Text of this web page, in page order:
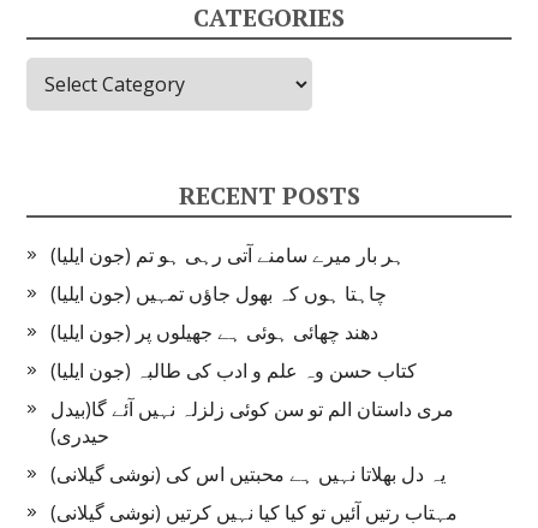
CATEGORIES
Categories
RECENT POSTS
ہر بار میرے سامنے آتی رہی ہو تم (جون ایلیا)
چاہتا ہوں کہ بھول جاؤں تمہیں (جون ایلیا)
دھند چھائی ہوئی ہے جھیلوں پر (جون ایلیا)
کتاب حسن وہ علم و ادب کی طالبہ (جون ایلیا)
مری داستان الم تو سن کوئی زلزلہ نہیں آئے گا(بیدل
حیدری)
یہ دل بھلاتا نہیں ہے محبتیں اس کی (نوشی گیلانی)
مہتاب رتیں آئیں تو کیا کیا نہیں کرتیں (نوشی گیلانی)